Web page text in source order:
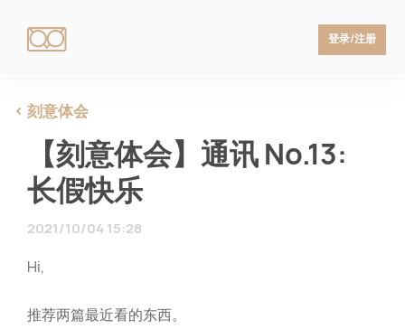
登录/注册
刻意体会
【刻意体会】通讯 No.13:
长假快乐
2021/10/04 15:28
Hi,
推荐两篇最近看的东西。